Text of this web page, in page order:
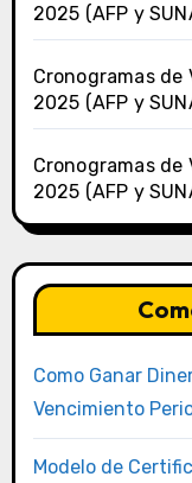
2025 (AFP y
Cronogramas de
2025 (AFP y
Cronogramas
2025 (AFP y
Como Ganar
Vencimiento
Modelo de